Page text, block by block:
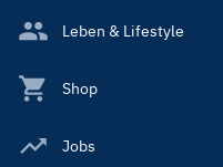
Leben & Lifestyle
Shop
Jobs